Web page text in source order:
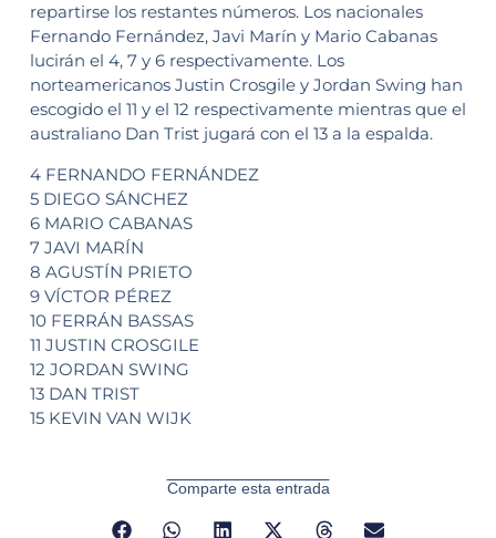
repartirse los restantes números. Los nacionales
Fernando Fernández, Javi Marín y Mario Cabanas
lucirán el 4, 7 y 6 respectivamente. Los
norteamericanos Justin Crosgile y Jordan Swing han
escogido el 11 y el 12 respectivamente mientras que el
australiano Dan Trist jugará con el 13 a la espalda.
4 FERNANDO FERNÁNDEZ
5 DIEGO SÁNCHEZ
6 MARIO CABANAS
7 JAVI MARÍN
8 AGUSTÍN PRIETO
9 VÍCTOR PÉREZ
10 FERRÁN BASSAS
11 JUSTIN CROSGILE
12 JORDAN SWING
13 DAN TRIST
15 KEVIN VAN WIJK
Comparte esta entrada